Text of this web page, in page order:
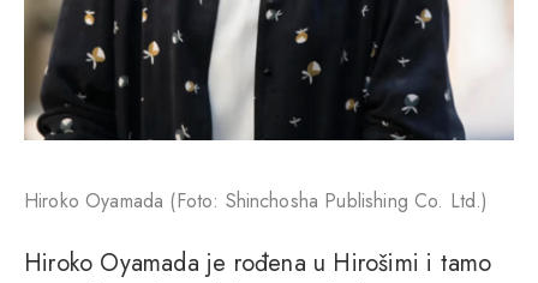
Hiroko Oyamada (Foto: Shinchosha Publishing Co. Ltd.)
Hiroko Oyamada je rođena u Hirošimi i tamo